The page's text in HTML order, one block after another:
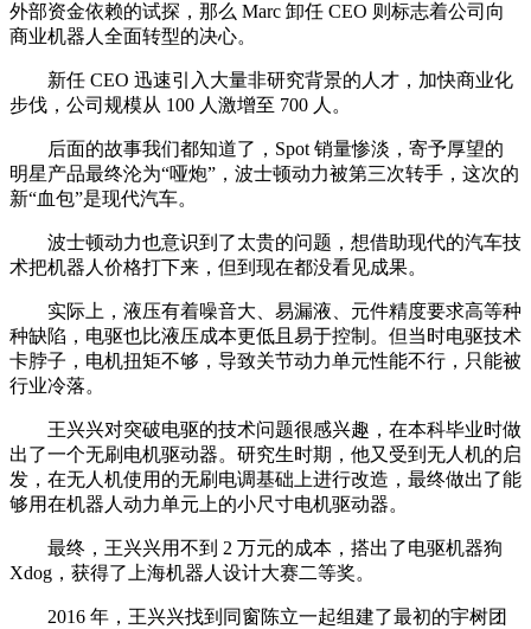
外部资金依赖的试探，那么 Marc 卸任 CEO 则标志着公司向
商业机器人全面转型的决心。
新任 CEO 迅速引入大量非研究背景的人才，加快商业化
步伐，公司规模从 100 人激增至 700 人。
后面的故事我们都知道了，Spot 销量惨淡，寄予厚望的
明星产品最终沦为“哑炮”，波士顿动力被第三次转手，这次的
新“血包”是现代汽车。
波士顿动力也意识到了太贵的问题，想借助现代的汽车技
术把机器人价格打下来，但到现在都没看见成果。
实际上，液压有着噪音大、易漏液、元件精度要求高等种
种缺陷，电驱也比液压成本更低且易于控制。但当时电驱技术
卡脖子，电机扭矩不够，导致关节动力单元性能不行，只能被
行业冷落。
王兴兴对突破电驱的技术问题很感兴趣，在本科毕业时做
出了一个无刷电机驱动器。研究生时期，他又受到无人机的启
发，在无人机使用的无刷电调基础上进行改造，最终做出了能
够用在机器人动力单元上的小尺寸电机驱动器。
最终，王兴兴用不到 2 万元的成本，搭出了电驱机器狗
Xdog，获得了上海机器人设计大赛二等奖。
2016 年，王兴兴找到同窗陈立一起组建了最初的宇树团